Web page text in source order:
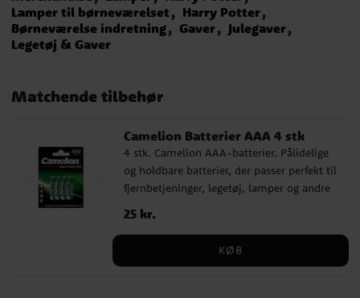
Lamper til børneværelset
Harry Potter
Børneværelse indretning
Gaver
Julegaver
Legetøj & Gaver
Matchende tilbehør
Camelion Batterier AAA 4 stk
4 stk. Camelion AAA-batterier. Pålidelige
og holdbare batterier, der passer perfekt til
fjernbetjeninger, legetøj, lamper og andre
hverdagsting.
Pris:25 kr.
25 kr.
KØB